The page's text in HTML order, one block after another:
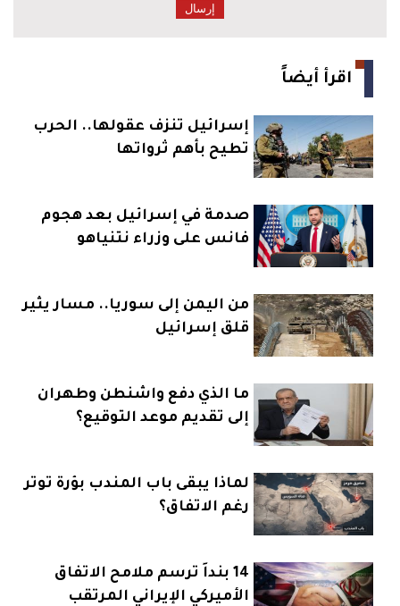
اقرأ أيضاً
إسرائيل تنزف عقولها.. الحرب
تطيح بأهم ثرواتها
صدمة في إسرائيل بعد هجوم
فانس على وزراء نتنياهو
من اليمن إلى سوريا.. مسار يثير
قلق إسرائيل
ما الذي دفع واشنطن وطهران
إلى تقديم موعد التوقيع؟
لماذا يبقى باب المندب بؤرة توتر
رغم الاتفاق؟
14 بنداً ترسم ملامح الاتفاق
الأميركي الإيراني المرتقب